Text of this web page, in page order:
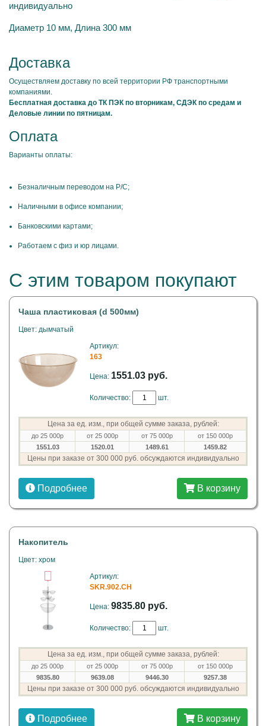
индивидуально
Диаметр 10 мм, Длина 300 мм
Доставка
Осуществляем доставку по всей территории РФ транспортными
компаниями.
Бесплатная доставка до ТК ПЭК по вторникам, СДЭК по средам и
Деловые линии по пятницам.
Оплата
Варианты оплаты:
Безналичным переводом на Р/С;
Наличными в офисе компании;
Банковскими картами;
Работаем с физ и юр лицами.
С этим товаром покупают
Чаша пластиковая (d 500мм)
Цвет: дымчатый
Артикул:
163
Цена: 1551.03 руб.
Количество: шт.
Цена за ед. изм., при общей сумме заказа, рублей:
до 25 000р от 25 000р от 75 000р
от 150 000р
1551.03
1520.01 1489.61 1459.82
Цены при заказе от 300 000 руб. обсуждаются индивидуально
Подробнее В корзину
Накопитель
Цвет: хром
Артикул:
SKR.902.CH
Цена: 9835.80 руб.
Количество: шт.
Цена за ед. изм., при общей сумме заказа, рублей:
до 25 000р от 25 000р от 75 000р
от 150 000р
9835.80
9639.08 9446.30 9257.38
Цены при заказе от 300 000 руб. обсуждаются индивидуально
Подробнее В корзину